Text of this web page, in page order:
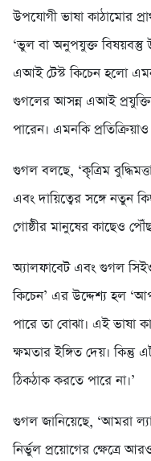
উপযোগী ভাষা কাঠামোর
‘ভুল বা অনুপযুক্ত বিষয়বস্তু
এআই টেস্ট কিচেন হলো
গুগলের আসন্ন এআই
পারেন। এমনকি
গুগল বলছে, ‘কৃত্রিম
এবং দায়িত্বের সঙ্গে নতুন
গোষ্ঠীর মানুষের কাছেও
অ্যালফাবেট এবং গুগল
কিচেন’ এর উদ্দেশ্য হল
পারে তা বোঝা। এই ভাষা
ক্ষমতার ইঙ্গিত দেয়।
ঠিকঠাক করতে পারে না।’
গুগল জানিয়েছে, ‘আমরা
নির্ভুল প্রয়োগের ক্ষেত্রে